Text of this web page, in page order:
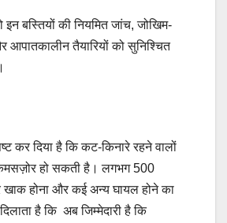
इन बस्तियों की नियमित जांच, जोखिम-
आपातकालीन तैयारियों को सुनिश्चित
कर दिया है कि कट-किनारे रहने वालों
हो सकती है। लगभग 500
होना और कई अन्य घायल होने का
है कि अब जिम्मेदारी है कि